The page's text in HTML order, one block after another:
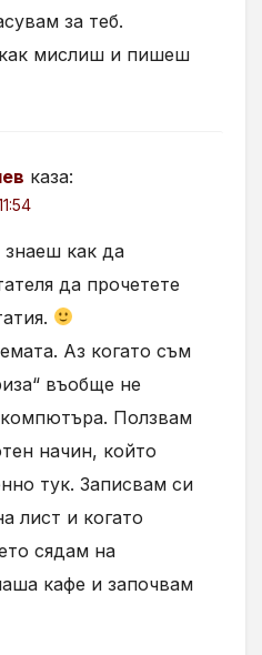
за теб.
мислиш и пишеш
каза:
как да
да прочетете
Аз когато съм
въобще не
Ползвам
начин, който
тук. Записвам си
лист и когато
сядам на
кафе и започвам